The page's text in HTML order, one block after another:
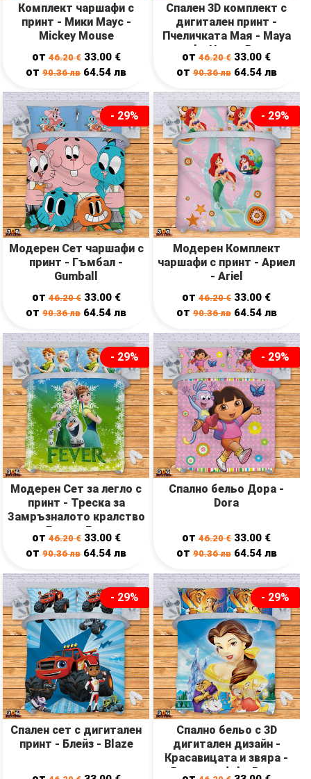
Комплект чаршафи с
принт - Мики Маус -
Mickey Mouse
от46.20€ 33.00 €
от90.36лв 64.54лв
Спален 3D комплект с
дигитален принт -
Пчеличката Мая - Maya
the Honey Bee
от46.20€ 33.00 €
от 90.36лв 64.54 лв
- 29%
Модерен Сет чаршафи с
принт - Гъмбал -
Gumball
от46.20€ 33.00 €
от90.36лв 64.54лв
- 29%
Модерен Комплект
чаршафи с принт - Ариел
- Ariel
от46.20€ 33.00 €
от 90.36лв 64.54 лв
- 29%
Модерен Сет за легло с
принт - Треска за
Замръзналото кралство
- Frozen Fever
от46.20€ 33.00 €
от90.36лв 64.54лв
- 29%
Спално бельо Дора -
Dora
от46.20€ 33.00 €
от 90.36лв 64.54 лв
- 29%
Спален сет с дигитален
принт - Блейз - Blaze
- 29%
Спално бельо с 3D
дигитален дизайн -
Красавицата и звяра -
Beauty and the Beast